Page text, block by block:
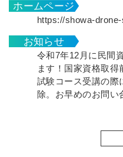
ホームページ
https://showa-
お知らせ
令和7年12月に民間
ます！国家資格取
試験コース受講の際
除。お早めのお問い